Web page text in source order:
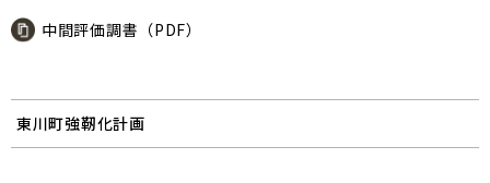
中間評価調書（PDF）
東川町強靭化計画